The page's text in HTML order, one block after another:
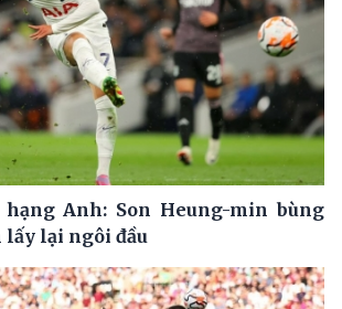
Anh: Son Heung-min bùng
lấy lại ngôi đầu